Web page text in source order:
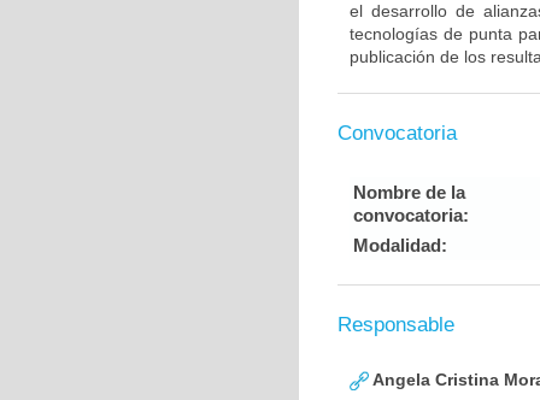
el desarrollo de
tecnologías de punta
publicación de los
Convocatoria
Nombre de la
convocatoria:
Modalidad:
Responsable
Angela Cristina